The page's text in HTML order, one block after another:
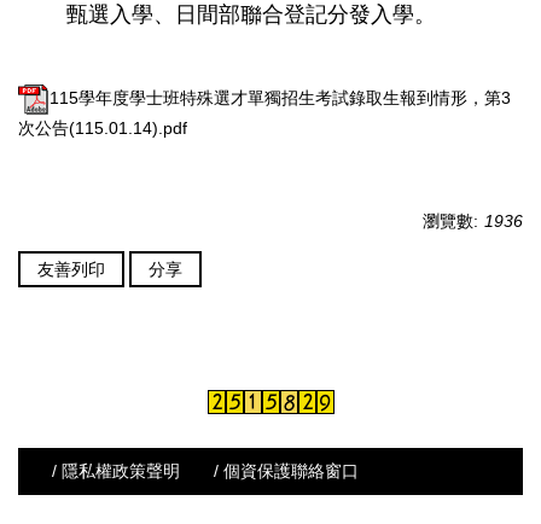
甄選入學、日間部聯合登記分發入學。
115學年度學士班特殊選才單獨招生考試錄取生報到情形，第3
次公告(115.01.14).pdf
瀏覽數: 1936
友善列印 分享
/ 隱私權政策聲明 / 個資保護聯絡窗口